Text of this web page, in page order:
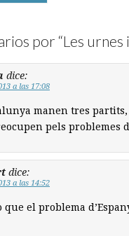
por “Les urnes
dice:
a las 17:08
manen tres
pels problemes
dice:
a las 14:52
que el problema